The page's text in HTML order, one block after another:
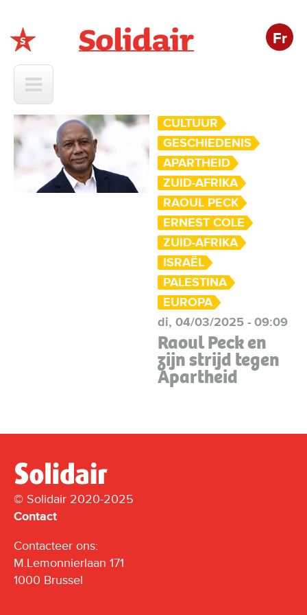
Fr
CULTUUR
GESCHIEDENIS
APARTHEID
ZUID-AFRIKA
RAOUL PECK
ERNEST COLE
ZUID-AFRIKA
ISRAËL
PALESTINA
EUROPA
di, 04/03/2025 - 09:09
Raoul Peck en
zijn strijd tegen
Apartheid
© Solidair 2020-2025
Contact
Contacteer ons:
M.Lemonnierlaan 171
1000 Brussel